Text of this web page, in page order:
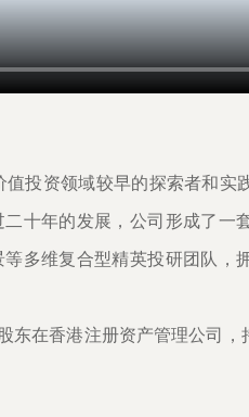
投资领域较早的探索者和实
十年的发展，公司形成了一
多维复合型精英投研团队，
在香港注册资产管理公司